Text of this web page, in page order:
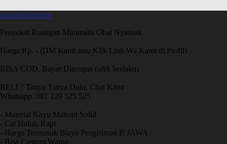
amanahfurniture
Penyekat Ruangan Minimalis Obat Nyamuk
Harga Rp. - (DM Kami atau Klik Link Wa Kami di Profil)
BISA COD, Bayar Ditempat (s&k berlaku)
BELI ? Tanya Tanya Dulu, Chat Kami :
Whatsapp. 081 229 525 525
- Material Kayu Mahoni Solid
- Cat Halus, Rapi
- Harga Termasuk Biaya Pengiriman P. JAWA
- Bisa Custom Warna